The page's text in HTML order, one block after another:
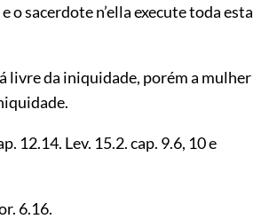
o sacerdote n’ella execute toda esta
livre da iniquidade, porém a mulher
12.14. Lev. 15.2. cap. 9.6, 10e
6.16.